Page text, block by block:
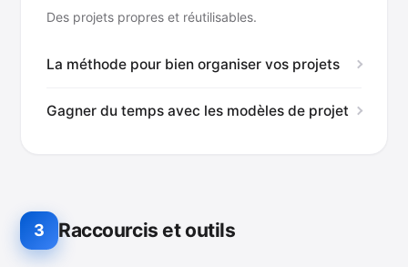
Des projets propres et réutilisables.
La méthode pour bien organiser vos projets
Gagner du temps avec les modèles de projet
3 Raccourcis et outils